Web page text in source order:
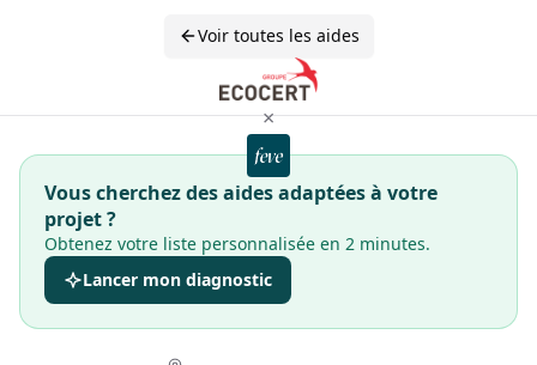
Voir toutes les aides
×
Vous cherchez des aides adaptées à votre
projet ?
Obtenez votre liste personnalisée en 2 minutes.
Lancer mon diagnostic